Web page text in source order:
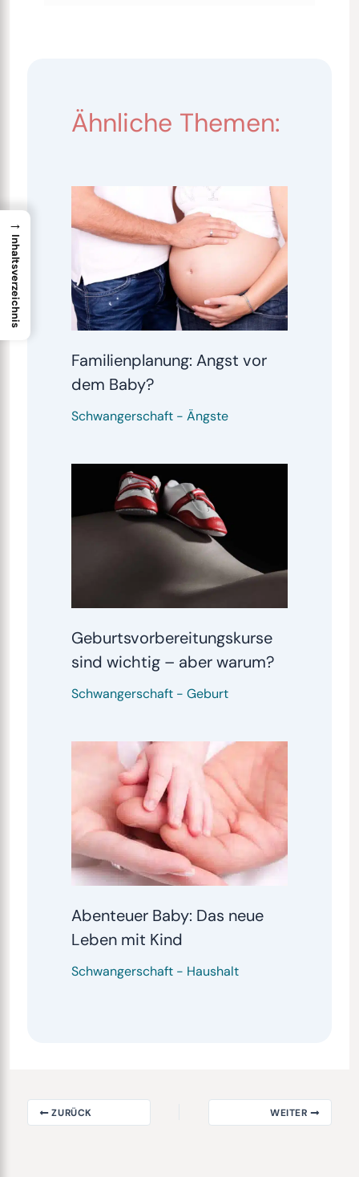
Ähnliche Themen:
Familienplanung: Angst vor
dem Baby?
Schwangerschaft- Ängste
Geburtsvorbereitungskurse
sind wichtig – aber warum?
Schwangerschaft- Geburt
Abenteuer Baby: Das neue
Leben mit Kind
Schwangerschaft- Haushalt
ZURÜCK WEITER
→
Inhaltsverzeichnis